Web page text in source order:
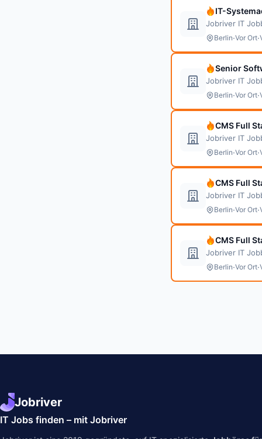
IT-
Jobriver IT
Berlin·Vor Ort·
Senior
Jobriver IT
Berlin·Vor Ort·
CMS Full
Jobriver IT
Berlin·Vor Ort·
CMS Full
Jobriver IT
Berlin·Vor Ort·
CMS Full
Jobriver IT
Berlin·Vor Ort·
Jobriver
IT Jobs finden – mit Jobriver